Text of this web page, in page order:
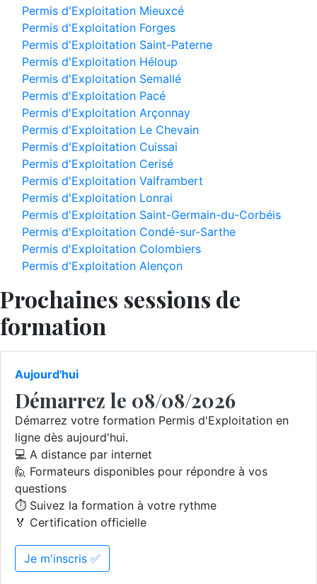
Permis d'Exploitation Mieuxcé
Permis d'Exploitation Forges
Permis d'Exploitation Saint-Paterne
Permis d'Exploitation Héloup
Permis d'Exploitation Semallé
Permis d'Exploitation Pacé
Permis d'Exploitation Arçonnay
Permis d'Exploitation Le Chevain
Permis d'Exploitation Cuissai
Permis d'Exploitation Cerisé
Permis d'Exploitation Valframbert
Permis d'Exploitation Lonrai
Permis d'Exploitation Saint-Germain-du-Corbéis
Permis d'Exploitation Condé-sur-Sarthe
Permis d'Exploitation Colombiers
Permis d'Exploitation Alençon
Prochaines sessions de
formation
Aujourd'hui
Démarrez le 08/08/2026
Démarrez votre formation Permis d'Exploitation en
ligne dès aujourd'hui.
💻 A distance par internet
🙋 Formateurs disponibles pour répondre à vos
questions
⏱️ Suivez la formation à votre rythme
🏅 Certification officielle
Je m'inscris ✅